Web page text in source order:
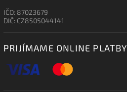
IČO: 87023679
DIČ: CZ8505044141
PRIJÍMAME ONLINE PLATBY